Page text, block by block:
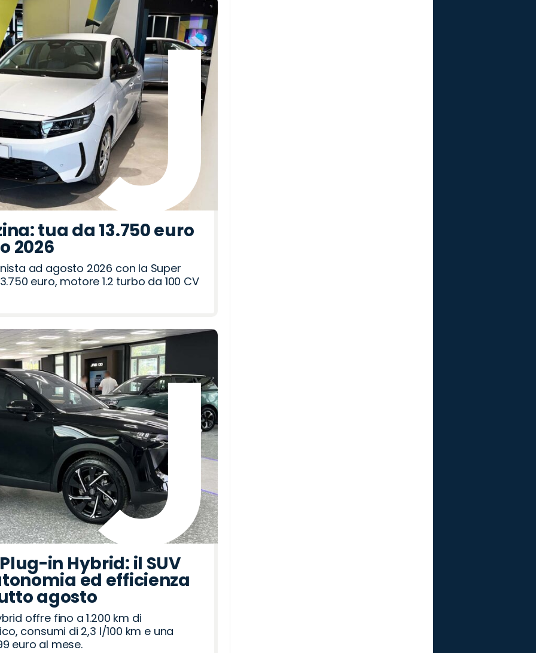
tua da 13.750 euro
2026
ad agosto 2026 con la Super
euro, motore 1.2 turbo da 100 CV
in Hybrid: il SUV
ed efficienza
agosto
offre fino a 1.200 km di
consumi di 2,3 l/100 km e una
euro al mese.